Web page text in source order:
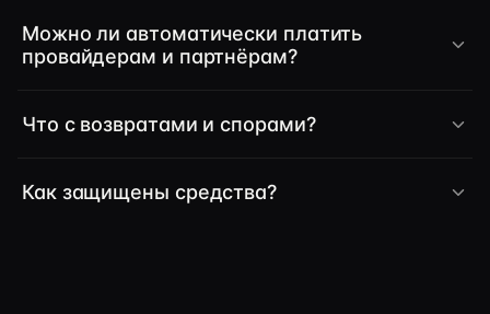
Можно ли автоматически платить
провайдерам и партнёрам?
Что с возвратами и спорами?
Как защищены средства?